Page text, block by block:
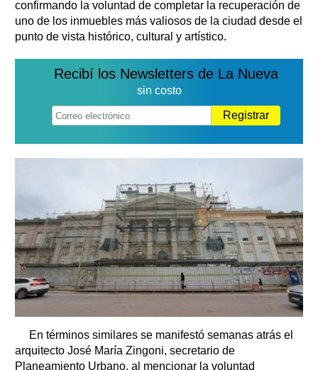
confirmando la voluntad de completar la recuperación de
uno de los inmuebles más valiosos de la ciudad desde el
punto de vista histórico, cultural y artístico.
Recibí los Newsletters de La Nueva
sin costo
Registrar
En términos similares se manifestó semanas atrás el
arquitecto José María Zingoni, secretario de
Planeamiento Urbano, al mencionar la voluntad